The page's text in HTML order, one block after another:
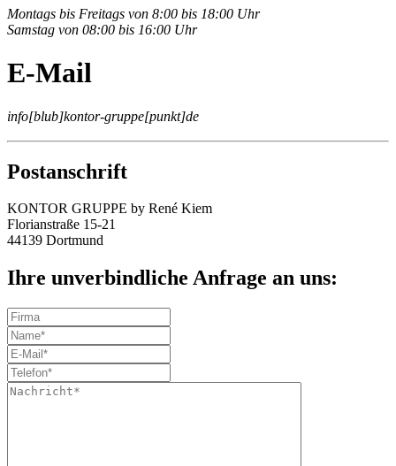
Montags bis Freitags von 8:00 bis 18:00 Uhr
Samstag von 08:00 bis 16:00 Uhr
E-Mail
info[blub]kontor-gruppe[punkt]de
Postanschrift
KONTOR GRUPPE by René Kiem
Florianstraße 15-21
44139 Dortmund
Ihre unverbindliche Anfrage an uns: